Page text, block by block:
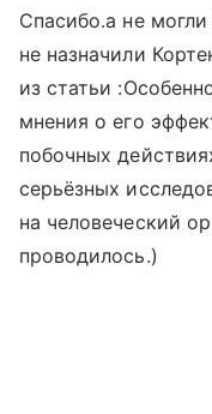
Спасибо.а не
не назначили
из статьи
мнения о его
побочных
серьёзных
на человеческий
проводилось.)